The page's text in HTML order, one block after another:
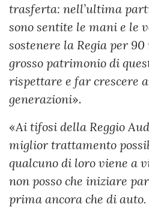
trasferta: nell’ultima
sono sentite le mani e le
sostenere la Regia per
grosso patrimonio di
rispettare e far crescere
generazioni».
«Ai tifosi della Reggio
miglior trattamento
qualcuno di loro viene a
non posso che iniziare
prima ancora che di auto.